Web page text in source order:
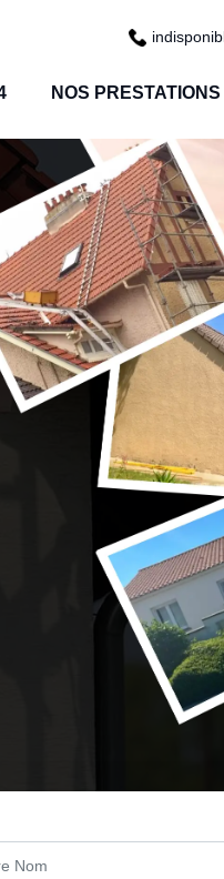
NOS PRESTATIONS